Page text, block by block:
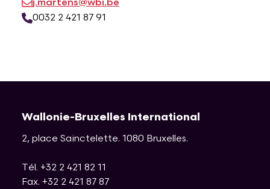
j.martens@wbi.be
0032 2 421 87 91
Wallonie-Bruxelles International
2, place Sainctelette. 1080 Bruxelles.
Tél. +32 2 421 82 11
Fax. +32 2 421 87 87